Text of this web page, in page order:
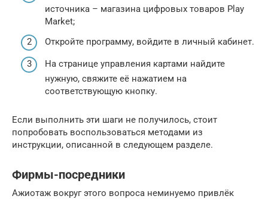
источника – магазина цифровых товаров Play
Market;
Откройте программу, войдите в личный кабинет.
На странице управления картами найдите
нужную, свяжите её нажатием на
соответствующую кнопку.
Если выполнить эти шаги не получилось, стоит
попробовать воспользоваться методами из
инструкции, описанной в следующем разделе.
Фирмы-посредники
Ажиотаж вокруг этого вопроса неминуемо привлёк